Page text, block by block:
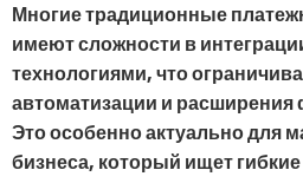
Многие традиционные
имеют сложности в
технологиями, что
автоматизации и
Это особенно актуально для
бизнеса, который ищет